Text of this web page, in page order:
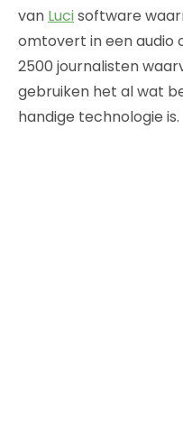
van Lucisoftware
omtovert in een audio
2500 journalisten
gebruiken het al wat
handige technologie is.